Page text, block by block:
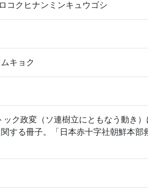
クヒナンミンキュウゴシ
キョク
ク政変（ソ連樹立にともなう動き
する冊子。「日本赤十字社朝鮮本部